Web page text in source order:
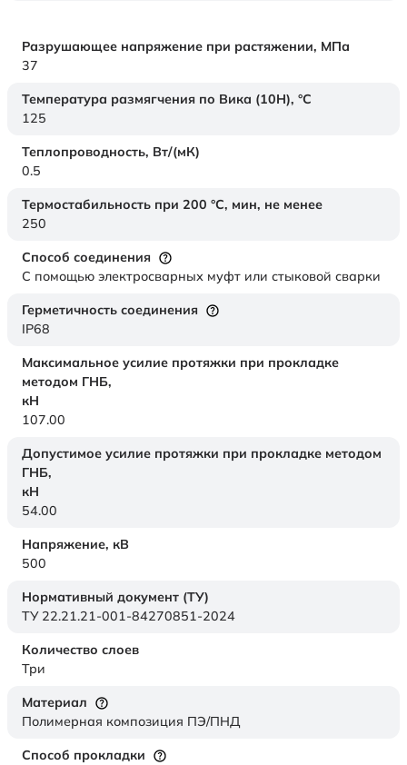
Разрушающее напряжение при растяжении, МПа
37
Температура размягчения по Вика (10Н), °C
125
Теплопроводность, Вт/(мК)
0.5
Термостабильность при 200 °С, мин, не менее
250
Способ соединения
С помощью электросварных муфт или стыковой сварки
Герметичность соединения
IP68
Максимальное усилие протяжки при прокладке
методом ГНБ,
кН
107.00
Допустимое усилие протяжки при прокладке методом
ГНБ,
кН
54.00
Напряжение, кВ
500
Нормативный документ (ТУ)
ТУ 22.21.21-001-84270851-2024
Количество слоев
Три
Материал
Полимерная композиция ПЭ/ПНД
Способ прокладки